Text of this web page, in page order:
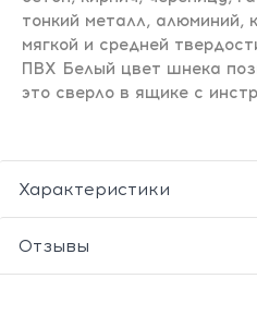
тонкий металл, алюминий,
мягкой и средней
ПВХ Белый цвет шнека
это сверло в ящике с
Характеристики
Отзывы